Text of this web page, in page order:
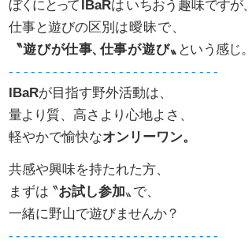
ぼく にとって IBaRは ​いちおう 趣味ですが、
仕事と遊びの区別 は曖昧で、
〝遊びが仕事、 仕事が遊び〟 という感じ。
- - - - - - - - - - - - - - - -​ - - - - - - - - - - - - -
IBaRが目指す野外活動は、
量より 質、高さよ り心地よさ、
軽やかで愉快なオンリーワン。​
共感や興味を持たれた方、
​まずは〝お試し参加〟 で、
一緒に野山で遊びませんか​？
- - - - - - - - - - - - - - - -​ - - - - - - - - - - - - -